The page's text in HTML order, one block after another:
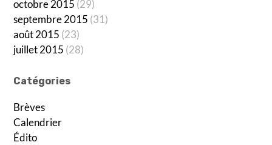
octobre 2015 (29)
septembre 2015 (31)
août 2015 (23)
juillet 2015 (28)
Catégories
Brèves
Calendrier
Édito